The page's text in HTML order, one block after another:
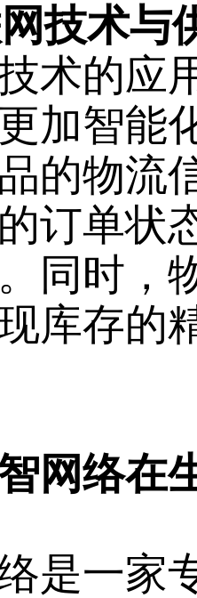
技术与
术的应
加智能
的物流
订单状
同时，
库存的
网络在
是一家